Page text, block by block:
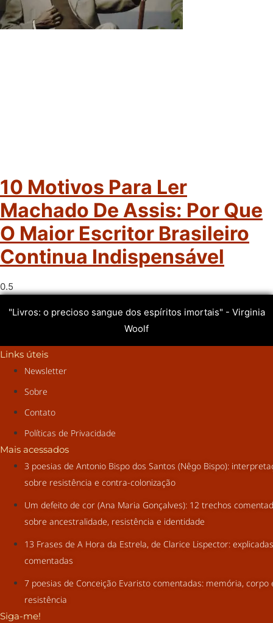
10 Motivos Para Ler
Machado De Assis: Por Que
O Maior Escritor Brasileiro
Continua Indispensável
"Livros: o precioso sangue dos espíritos imortais" - Virginia
Woolf
Links úteis
Newsletter
Sobre
Contato
Políticas de Privacidade
Mais acessados
3 poesias de Antonio Bispo dos Santos (Nêgo Bispo):
sobre resistência e contra-colonização
Um defeito de cor (Ana Maria Gonçalves): 12 trechos
sobre ancestralidade, resistência e identidade
13 Frases de A Hora da Estrela, de Clarice Lispector:
comentadas
7 poesias de Conceição Evaristo comentadas: memória, corpo
resistência
Siga-me!